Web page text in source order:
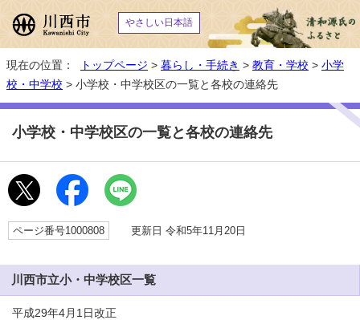
やさしい日本語
現在の位置： トップページ > 暮らし・手続き > 教育・学校 > 小学
校・中学校 > 小学校・中学校区の一覧と各校の連絡先
小学校・中学校区の一覧と各校の連絡先
ページ番号1000808 更新日 令和5年11月20日
川西市立小・中学校区一覧
平成29年4月1日改正